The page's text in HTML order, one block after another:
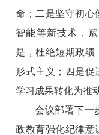
命；二是坚守初心
智能等新技术，
是，杜绝短期政绩
形式主义；四是促
学习成果转化为推
会议部署下一
政教育强化纪律意